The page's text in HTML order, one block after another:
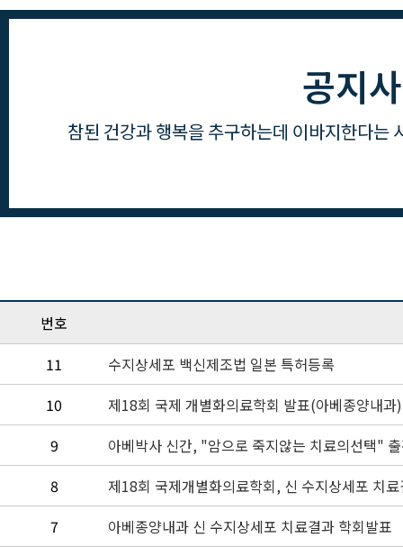
공지
참된 건강과 행복을 추구하는데 이바지한다는
번호
11
수지상세포 백신제조법 일본 특허등록
10
제18회 국제 개별화의료학회 발표(아베종양내과)
9
아베박사 신간, "암으로 죽지않는 치료의선택"
8
제18회 국제개별화의료학회, 신 수지상세포 치
7
아베종양내과 신 수지상세포 치료결과 학회발표